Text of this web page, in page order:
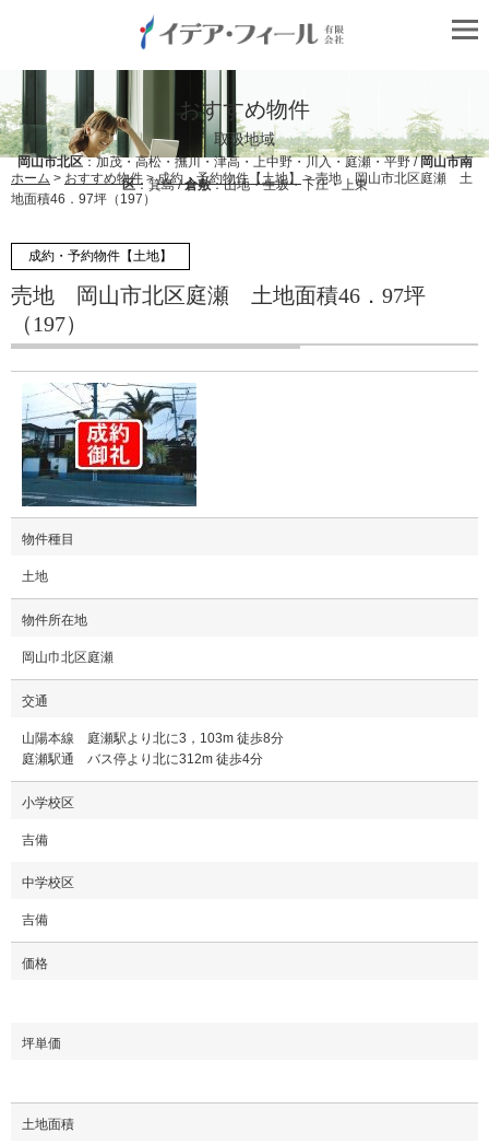
おすすめ物件
取扱地域
岡山市北区：加茂・高松・撫川・津高・上中野・川入・庭瀬・平野 /岡山市南
区：箕島 /倉敷：山地・生坂・下庄・上東
ホーム > おすすめ物件 >成約・予約物件【土地】 > 売地 岡山市北区庭瀬 土
地面積46．97坪（197）
成約・予約物件【土地】
売地 岡山市北区庭瀬 土地面積46．97坪
（197）
物件種目
土地
物件所在地
岡山巾北区庭瀬
交通
山陽本線 庭瀬駅より北に3，103m 徒歩8分
庭瀬駅通 バス停より北に312m 徒歩4分
小学校区
吉備
中学校区
吉備
価格
坪単価
土地面積